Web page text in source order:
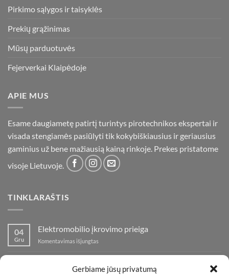
Gerbiame jūsų privatumą
Pirkimo sąlygos ir taisyklės
Prekių grąžinimas
Mūsų parduotuvės
Fejerverkai Klaipėdoje
APIE MUS
Esame daugiametę patirtį turintys pirotechnikos ekspertai ir
visada stengiamės pasiūlyti tik kokybiškiausius ir geriausius
gaminius už bene mažiausią kainą rinkoje. Prekes pristatome
visoje Lietuvoje.
TINKLARAŠTIS
04
Gru
Elektromobilio įkrovimo prieiga
Komentavimas išjungtas
prieiga
Komentavimas išjungtasįraše